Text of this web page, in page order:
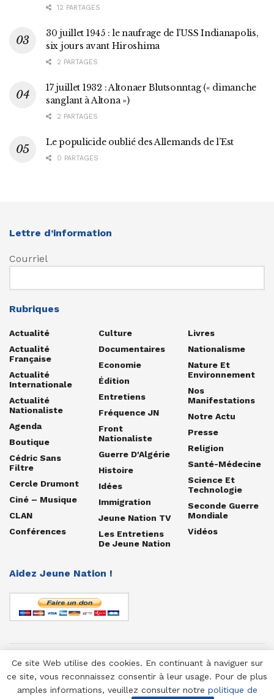
12 PARTAGES
30 juillet 1945 : le naufrage de l’USS Indianapolis,
six jours avant Hiroshima
2 PARTAGES
17 juillet 1932 : Altonaer Blutsonntag (« dimanche
sanglant à Altona »)
2 PARTAGES
Le populicide oublié des Allemands de l’Est
0 PARTAGES
Lettre d’information
Courriel
Rubriques
Actualité
Actualité
Française
Actualité
Internationale
Actualité
Nationaliste
Agenda
Boutique
Cédric Sans
Filtre
Cercle Drumont
Ciné – Musique
CLAN
Conférences
Culture
Documentaires
Economie
Édition
Entretiens
Fréquence JN
Front
Nationaliste
Guerre D'Algérie
Histoire
Idées
Immigration
Jeune Nation TV
Les Entretiens
De Jeune Nation
Livres
Nationalisme
Nature Et
Environnement
Nos
Manifestations
Notre Actu
Presse
Religion
Santé-Médecine
Science Et
Technologie
Seconde Guerre
Mondiale
Vidéos
Aidez Jeune Nation !
© 1958-2025 Jeune Nation
Ce site Web utilise des cookies. En continuant à naviguer sur
ce site, vous reconnaissez consentir à leur usage. Pour de plus
amples informations, veuillez consulter notre politique de